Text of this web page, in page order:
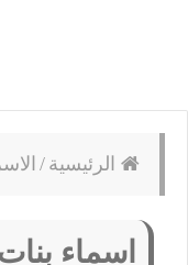
الرئيسية /
اسماء